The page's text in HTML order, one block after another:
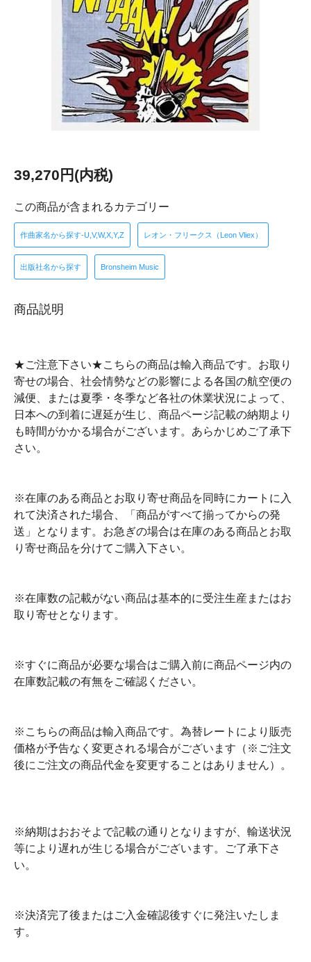
39,270円(内税)
この商品が含まれるカテゴリー
作曲家名から探す-U,V,W,X,Y,Z レオン・フリークス（Leon Vliex）
出版社名から探す Bronsheim Music
商品説明
★ご注意下さい★こちらの商品は輸入商品です。お取り
寄せの場合、社会情勢などの影響による各国の航空便の
減便、または夏季・冬季など各社の休業状況によって、
日本への到着に遅延が生じ、商品ページ記載の納期より
も時間がかかる場合がございます。あらかじめご了承下
さい。
※在庫のある商品とお取り寄せ商品を同時にカートに入
れて決済された場合、「商品がすべて揃ってからの発
送」となります。お急ぎの場合は在庫のある商品とお取
り寄せ商品を分けてご購入下さい。
※在庫数の記載がない商品は基本的に受注生産またはお
取り寄せとなります。
※すぐに商品が必要な場合はご購入前に商品ページ内の
在庫数記載の有無をご確認ください。
※こちらの商品は輸入商品です。為替レートにより販売
価格が予告なく変更される場合がございます（※ご注文
後にご注文の商品代金を変更することはありません）。
※納期はおおそよで記載の通りとなりますが、輸送状況
等により遅れが生じる場合がございます。ご了承下さ
い。
※決済完了後またはご入金確認後すぐに発注いたしま
す。